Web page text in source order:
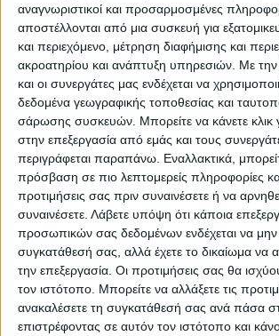
αναγνωριστικοί και προσαρμοσμένες
αποστέλλονται από μια συσκευή για
και περιεχόμενο, μέτρηση διαφήμισης και
ακροατηρίου και ανάπτυξη υπηρεσιών. Με την
και οι συνεργάτες μας ενδέχεται να
δεδομένα γεωγραφικής τοποθεσίας και
σάρωσης συσκευών. Μπορείτε να κάνετε κλικ
στην επεξεργασία από εμάς και τους
περιγράφεται παραπάνω. Εναλλακτικά,
πρόσβαση σε πιο λεπτομερείς πληροφορίες
προτιμήσεις σας πριν συναινέσετε ή να
συναινέσετε. Λάβετε υπόψη ότι κάποια
προσωπικών σας δεδομένων ενδέχεται να μην
συγκατάθεσή σας, αλλά έχετε το δικαίωμα να
την επεξεργασία. Οι προτιμήσεις σας θα
τον ιστότοπο. Μπορείτε να αλλάξετε τις
ανακαλέσετε τη συγκατάθεσή σας ανά πάσα
επιστρέφοντας σε αυτόν τον ιστότοπο και
Σχεδιασμός και εκτύπωση
εστίασης
Από €190.00 (πλέον ΦΠΑ)
Θέλεις σουπλά; Σχεδιάζουμε το δικό σου
Η εκτύπωση γίνεται ψηφιακά σε χαρτί
διάσταση 29x43cm.
Αυτές είναι τιμές με ΝΕΟ ΣΧΕΔΙΑΣΜΟ
σας.
Για τα έτοιμα σχέδια που έχουμε δείτε όλα
ΕΓΓΥΗΣΗ ΙΚΑΝΟΠΟΙΗΣΗΣ 100%
Εγγυόμαστε την ικανοποίησή σας: Πριν
οτιδήποτε στέλνουμε να δείτε το προσχέδιο